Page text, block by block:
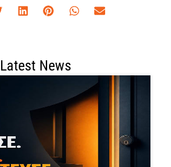
Latest News